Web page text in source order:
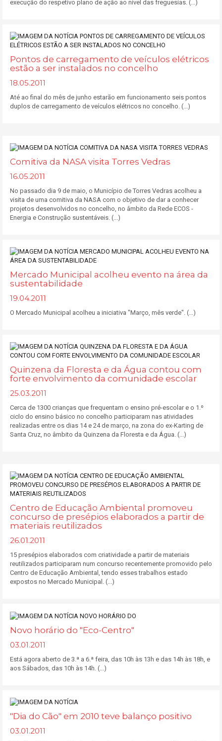
execução do respetivo plano de ação ao nível das freguesias. (...)
Pontos de carregamento de veículos elétricos
estão a ser instalados no concelho
18.05.2011
Até ao final do mês de junho estarão em funcionamento seis pontos
duplos de carregamento de veículos elétricos no concelho. (...)
Comitiva da NASA visita Torres Vedras
16.05.2011
No passado dia 9 de maio, o Município de Torres Vedras acolheu a
visita de uma comitiva da NASA com o objetivo de dar a conhecer
projetos desenvolvidos no concelho, no âmbito da Rede ECOS -
Energia e Construção sustentáveis. (...)
Mercado Municipal acolheu evento na área da
sustentabilidade
19.04.2011
O Mercado Municipal acolheu a iniciativa "Março, mês verde". (...)
Quinzena da Floresta e da Água contou com
forte envolvimento da comunidade escolar
25.03.2011
Cerca de 1300 crianças que frequentam o ensino pré-escolar e o 1.º
ciclo do ensino básico no concelho participaram nas atividades
realizadas entre os dias 14 e 24 de março, na zona do ex-Karting de
Santa Cruz, no âmbito da Quinzena da Floresta e da Água. (...)
Centro de Educação Ambiental promoveu
concurso de presépios elaborados a partir de
materiais reutilizados
26.01.2011
15 presépios elaborados com criatividade a partir de materiais
reutilizados participaram num concurso recentemente promovido pelo
Centro de Educação Ambiental, tendo esses trabalhos estado
expostos no Mercado Municipal. (...)
Novo horário do "Eco-Centro"
03.01.2011
Está agora aberto de 3.ª a 6.ª feira, das 10h às 13h e das 14h às 18h, e
aos Sábados, das 10h às 14h. (...)
"Dia do Cão" em 2010 teve balanço positivo
03.01.2011